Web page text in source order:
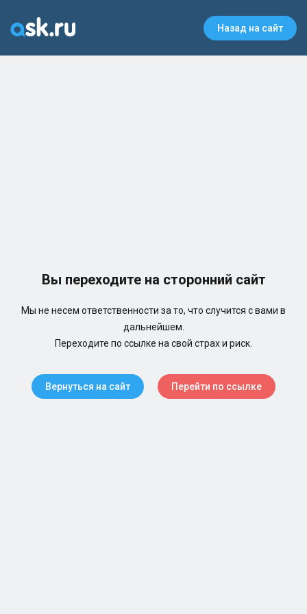
Назад на сайт
Вы переходите на сторонний сайт
Мы не несем ответственности за то, что случится с вами в
дальнейшем.
Переходите по ссылке на свой страх и риск.
Вернуться на сайт Перейти по ссылке